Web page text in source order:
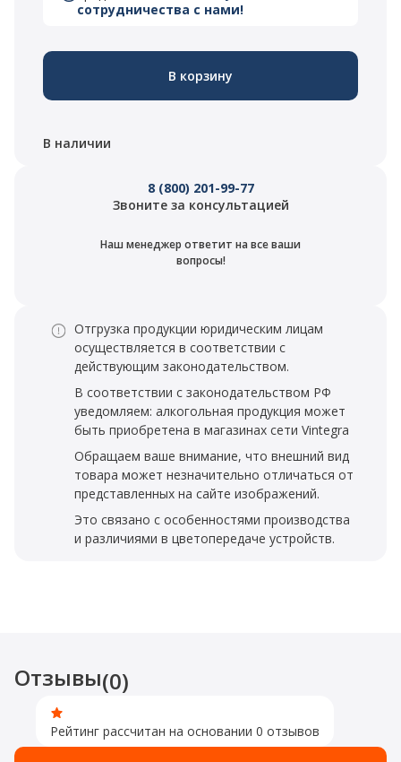
сотрудничества с нами!
В корзину
В наличии
8 (800) 201-99-77
Звоните за консультацией
Наш менеджер ответит на все ваши
вопросы!
Отгрузка продукции юридическим лицам
осуществляется в соответствии с
действующим законодательством.
В соответствии с законодательством РФ
уведомляем: алкогольная продукция может
быть приобретена в магазинах сети Vintegra
Обращаем ваше внимание, что внешний вид
товара может незначительно отличаться от
представленных на сайте изображений.
Это связано с особенностями производства
и различиями в цветопередаче устройств.
Отзывы(0)
Рейтинг рассчитан на основании 0 отзывов